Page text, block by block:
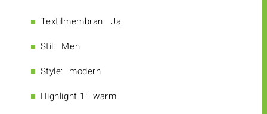
Textilmembran: Ja
Stil: Men
Style: modern
Highlight 1: warm